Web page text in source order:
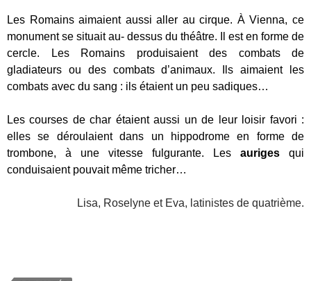
Les Romains aimaient aussi aller au cirque. À Vienna, ce
monument se situait au- dessus du théâtre. Il est en forme de
cercle. Les Romains produisaient des combats de
gladiateurs ou des combats d’animaux. Ils aimaient les
combats avec du sang : ils étaient un peu sadiques…
Les courses de char étaient aussi un de leur loisir favori :
elles se déroulaient dans un hippodrome en forme de
trombone, à une vitesse fulgurante. Les auriges qui
conduisaient pouvait même tricher…
Lisa, Roselyne et Eva, latinistes de quatrième.